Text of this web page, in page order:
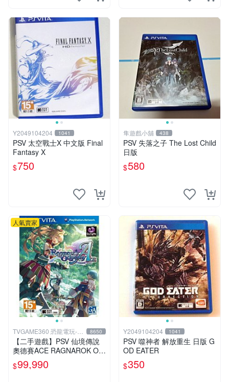
Y2049104204 1041
PSV 太空戰士X 中文版 Final
Fantasy X
$750
隼遊戲小舖 438
PSV 失落之子 The Lost Child
日版
$580
人氣賣家
TVGAME360 恐龍電玩-台
中店
8650
【二手遊戲】PSV 仙境傳說
奧德賽ACE RAGNAROK OD
YSSEY ACE 中文版【台中恐
龍電玩】
$99,990
Y2049104204 1041
PSV 噬神者 解放重生 日版 G
OD EATER
$350